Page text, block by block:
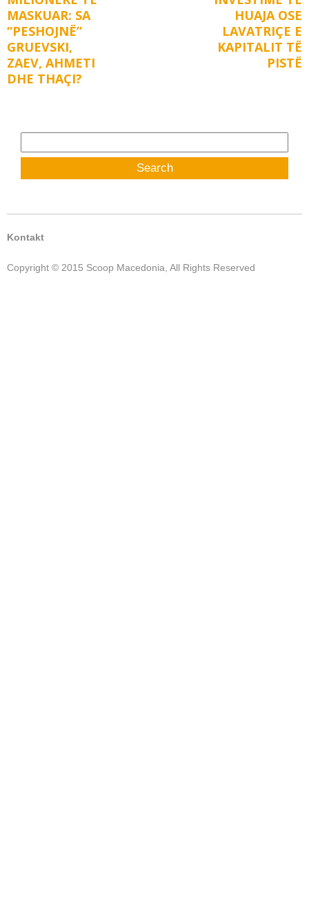
MASKUAR: SA
“PESHOJNË”
GRUEVSKI,
ZAEV, AHMETI
DHE THAÇI?
HUAJA OSE
LAVATRIÇE E
KAPITALIT TË
PISTË
for:
Kontakt
Copyright © 2015 Scoop Macedonia, All Rights Reserved